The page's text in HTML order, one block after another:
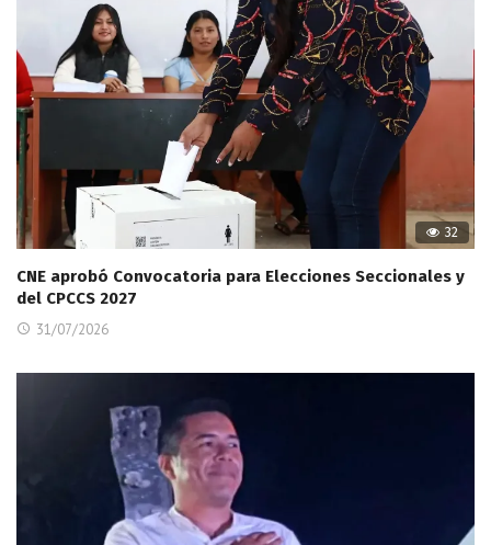
32
CNE aprobó Convocatoria para Elecciones Seccionales y
del CPCCS 2027
31/07/2026